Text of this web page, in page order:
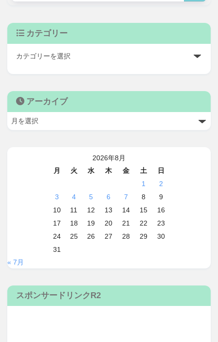
カテゴリー
アーカイブ
2026年8月
月
火 水 木 金 土
日
1
2
3
4 5 6 7 8
9
10
11 12 13 14 15
16
17
18 19 20 21 22
23
24
25 26 27 28 29
30
31
« 7月
スポンサードリンクR2